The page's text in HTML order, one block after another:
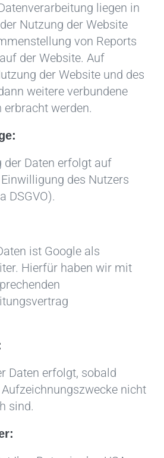
liegen in
Nutzung der Website
von Reports
der Website. Auf
der Website und des
weitere verbundene
erbracht werden.
der Daten erfolgt auf
des Nutzers
DSGVO).
ist Google als
Hierfür haben wir mit
Daten erfolgt, sobald
nicht
sind.